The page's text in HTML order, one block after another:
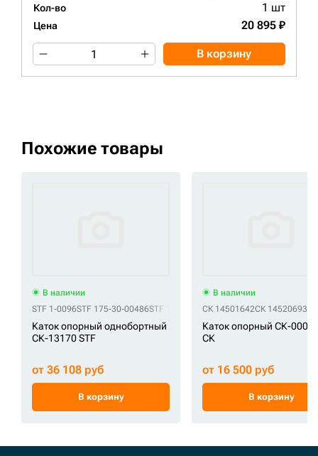
Кол-во 1 шт
Цена 20 895 ₽
В корзину
Похожие товары
В наличии
STF 1-0096STF 175-30-00486STF 175-30-00486-SSSTF 175-30-00489
Каток опорный однобортный
СК-13170 STF
от 36 108 руб
В корзину
В наличии
СК 14501642СК 14520693
Каток опорный СК-
СК
от 16 500 руб
В корзину